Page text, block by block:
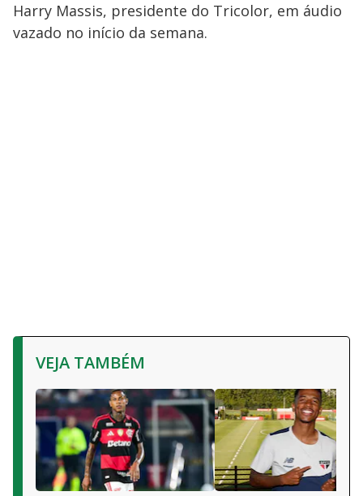
Harry Massis, presidente do Tricolor, em áudio
vazado no início da semana.
VEJA TAMBÉM